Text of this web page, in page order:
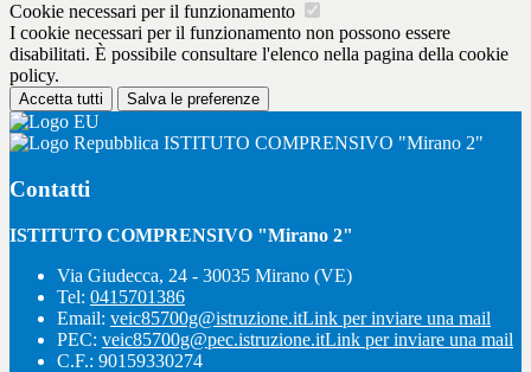
Cookie necessari per il funzionamento
I cookie necessari per il funzionamento non possono essere
disabilitati. È possibile consultare l'elenco nella pagina della cookie
policy.
Accetta tutti Salva le preferenze
ISTITUTO COMPRENSIVO "Mirano 2"
Contatti
ISTITUTO COMPRENSIVO "Mirano 2"
Via Giudecca, 24 - 30035 Mirano (VE)
Tel: 0415701386
Email: veic85700g@istruzione.itLink per inviare una mail
PEC: veic85700g@pec.istruzione.itLink per inviare una mail
C.F.: 90159330274